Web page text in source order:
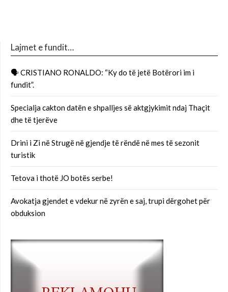
Lajmet e fundit…
🗣 CRISTIANO RONALDO: “Ky do të jetë Botërori im i
fundit”.
Specialja cakton datën e shpalljes së aktgjykimit ndaj Thaçit
dhe të tjerëve
Drini i Zi në Strugë në gjendje të rëndë në mes të sezonit
turistik
Tetova i thotë JO botës serbe!
Avokatja gjendet e vdekur në zyrën e saj, trupi dërgohet për
obduksion